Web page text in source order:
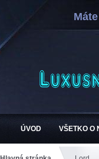
ÚVOD VŠETKO O